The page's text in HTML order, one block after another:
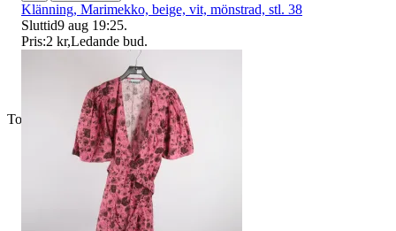
Toppsäljare
Klänning, Marimekko, beige, vit, mönstrad, stl. 38
Sluttid9 aug 19:25.
Pris:2 kr,Ledande bud.